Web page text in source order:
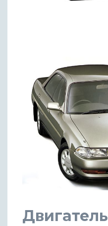
Двигатель